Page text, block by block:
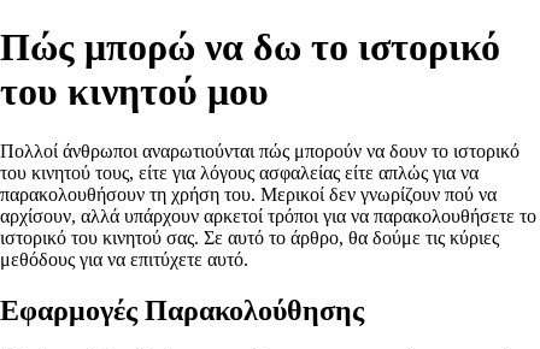
Πώς μπορώ να δω το ιστορικό
του κινητού μου
Πολλοί άνθρωποι αναρωτιούνται πώς μπορούν να δουν το ιστορικό
του κινητού τους, είτε για λόγους ασφαλείας είτε απλώς για να
παρακολουθήσουν τη χρήση του. Μερικοί δεν γνωρίζουν πού να
αρχίσουν, αλλά υπάρχουν αρκετοί τρόποι για να παρακολουθήσετε το
ιστορικό του κινητού σας. Σε αυτό το άρθρο, θα δούμε τις κύριες
μεθόδους για να επιτύχετε αυτό.
Εφαρμογές Παρακολούθησης